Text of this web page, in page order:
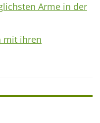
Arme in der
mit ihren